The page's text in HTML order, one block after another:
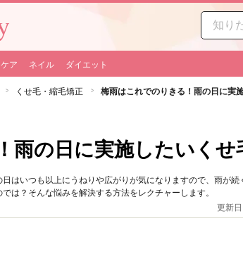
ア ネイル ダイエット
くせ毛・縮毛矯正 梅雨はこれでのりきる！雨の日に実
雨の日に実施したいくせ
はいつも以上にうねりや広がりが気になりますので、雨が続
？そんな悩みを解決する方法をレクチャーします。
更新